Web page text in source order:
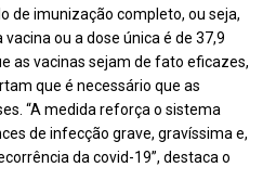
de imunização completo, ou seja,
ou a dose única é de 37,9
as vacinas sejam de fato eficazes,
que é necessário que as
“A medida reforça o sistema
de infecção grave, gravíssima e,
da covid-19”, destaca o